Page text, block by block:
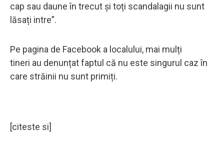
cap sau daune în trecut și toți scandalagii nu sunt
lăsați intre”.
Pe pagina de Facebook a localului, mai mulți
tineri au denunțat faptul că nu este singurul caz în
care străinii nu sunt primiți.
[citeste si]